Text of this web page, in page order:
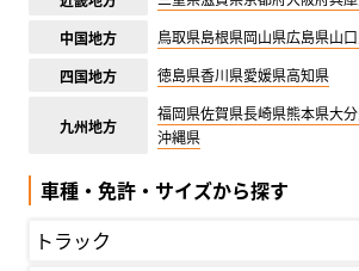
中国地方
鳥取県島根県岡山県広島県山
四国地方
徳島県香川県愛媛県高知県
九州地方
福岡県佐賀県長崎県熊本県大
沖縄県
車種・免許・サイズから探す
トラック